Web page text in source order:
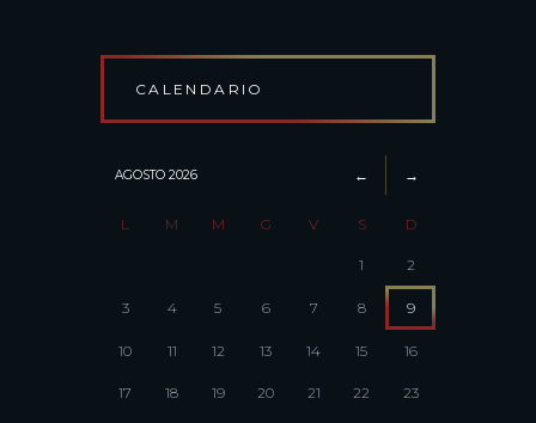
CALENDARIO
AGOSTO 2026
L M M G V S D
1 2
3 4 5 6 7 8 9
10 11 12 13 14 15 16
17 18 19 20 21 22 23